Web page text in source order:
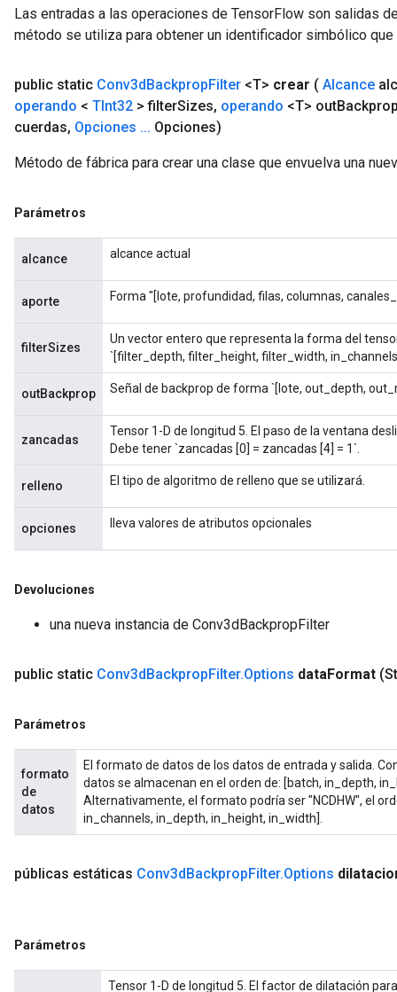
Las entradas a las operaciones de TensorFlow son salidas
método se utiliza para obtener un identificador simbólico
public static Conv3dBackpropFilter <T> crear ( Alcance
operando < TInt32 > filterSizes, operando <T> out
cuerdas, Opciones ... Opciones)
Método de fábrica para crear una clase que envuelva una
Parámetros
alcance alcance actual
aporte Forma "[lote, profundidad, filas, columnas,
filterSizes
Un vector entero que representa la forma del
`[filter_depth, filter_height, filter_width,
outBackprop Señal de backprop de forma `[lote, out_depth,
zancadas
Tensor 1-D de longitud 5. El paso de la ventana
Debe tener `zancadas [0] = zancadas [4] = 1`.
relleno El tipo de algoritmo de relleno que se utilizará.
opciones lleva valores de atributos opcionales
Devoluciones
una nueva instancia de Conv3dBackpropFilter
public static Conv3dBackpropFilter.Options dataFormat
Parámetros
formato
de
datos
El formato de datos de los datos de entrada y salida.
datos se almacenan en el orden de: [batch, in_depth,
Alternativamente, el formato podría ser "NCDHW", el
in_channels, in_depth, in_height, in_width].
públicas estáticas Conv3dBackpropFilter.Options
Parámetros
Tensor 1-D de longitud 5. El factor de dilatación